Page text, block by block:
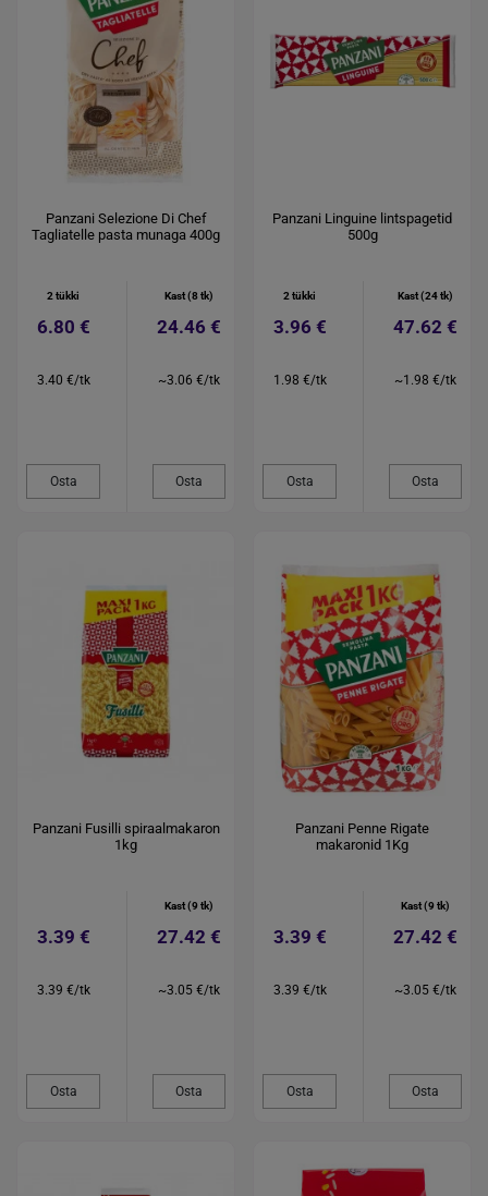
Panzani Selezione Di Chef
Tagliatelle pasta munaga 400g
2 tükki
6.80 €
3.40 €/tk
Osta
Kast (8 tk)
24.46 €
~3.06 €/tk
Osta
Panzani Linguine lintspagetid
500g
2 tükki
3.96 €
1.98 €/tk
Osta
Kast (24 tk)
47.62 €
~1.98 €/tk
Osta
Panzani Fusilli spiraalmakaron
1kg
3.39 €
3.39 €/tk
Osta
Kast (9 tk)
27.42 €
~3.05 €/tk
Osta
Panzani Penne Rigate
makaronid 1Kg
3.39 €
3.39 €/tk
Osta
Kast (9 tk)
27.42 €
~3.05 €/tk
Osta